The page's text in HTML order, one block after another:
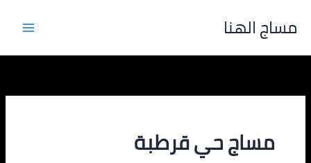
مساج الهنا
مساج حي قرطبة